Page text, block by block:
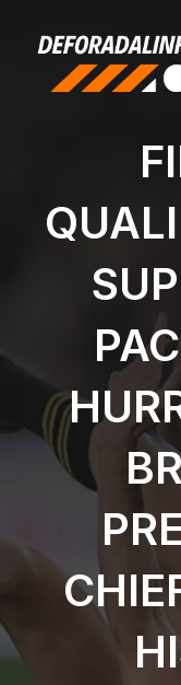
conteúdo